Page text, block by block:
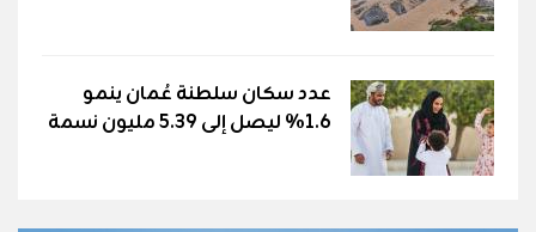
عدد سكان سلطنة عُمان ينمو
1.6% ليصل إلى 5.39 مليون نسمة